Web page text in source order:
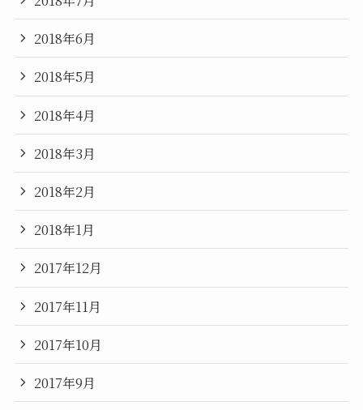
2018年6月
2018年5月
2018年4月
2018年3月
2018年2月
2018年1月
2017年12月
2017年11月
2017年10月
2017年9月